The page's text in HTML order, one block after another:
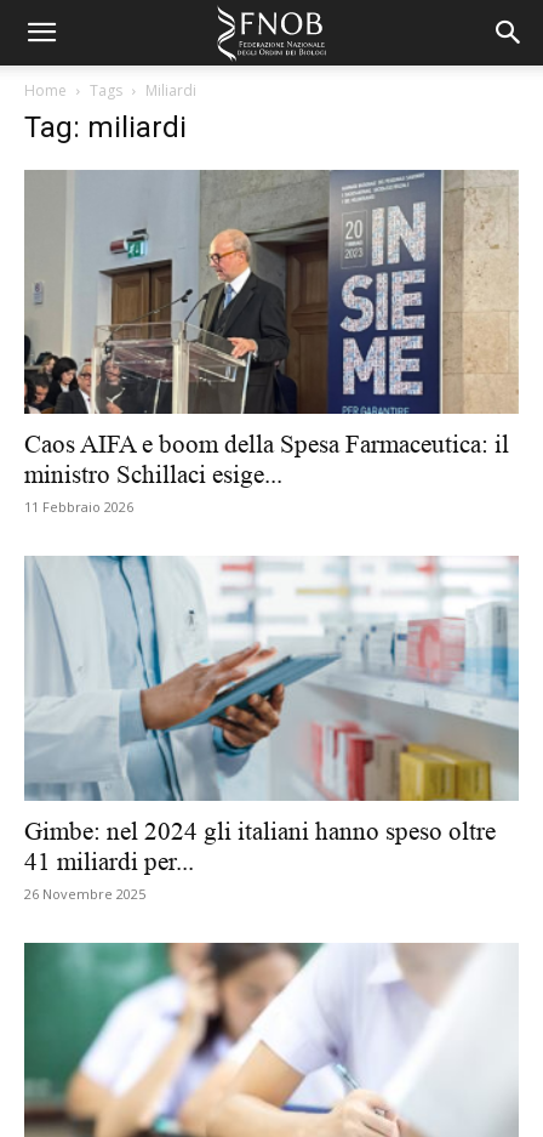
Home Tags Miliardi
Tag: miliardi
Caos AIFA e boom della Spesa Farmaceutica: il
ministro Schillaci esige...
11 Febbraio 2026
Gimbe: nel 2024 gli italiani hanno speso oltre
41 miliardi per...
26 Novembre 2025